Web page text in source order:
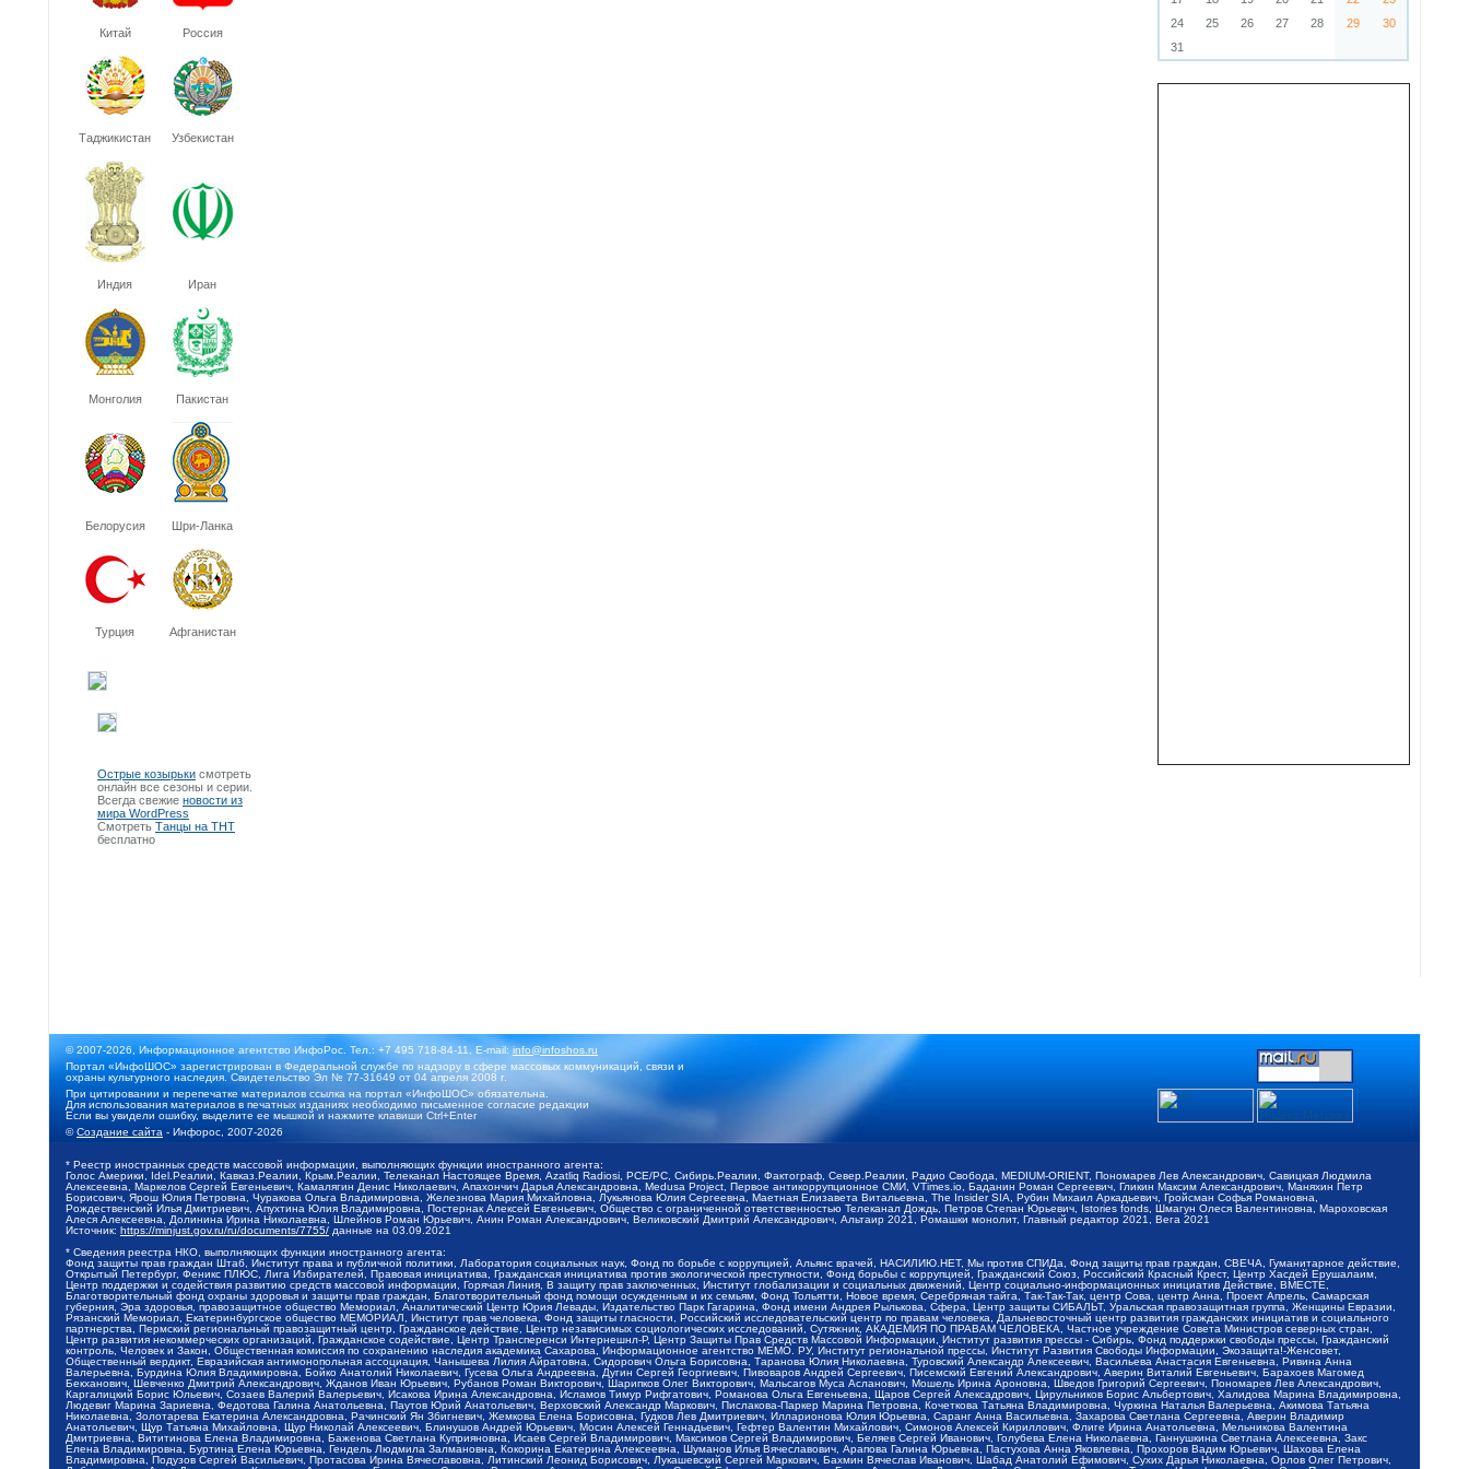
24
25 26 27 28 29
30
31
Китай Россия
Таджикистан Узбекистан
Индия Иран
Монголия Пакистан
Белорусия Шри-Ланка
Турция Афганистан
Острые козырьки смотреть
онлайн все сезоны и серии.
Всегда свежие новости из
мира WordPress
Смотреть Танцы на ТНТ
бесплатно
© 2007-2026, Информационное агентство ИнфоРос. Тел.: +7 495 718-84-11, E-mail:info@infoshos.ru
Портал «ИнфоШОС» зарегистрирован в Федеральной службе по надзору в сфере массовых коммуникаций, связи и
охраны культурного наследия. Свидетельство Эл № 77-31649 от 04 апреля 2008 г.
При цитировании и перепечатке материалов ссылка на портал «ИнфоШОС» обязательна.
Для использования материалов в печатных изданиях необходимо письменное согласие редакции
Если вы увидели ошибку, выделите ее мышкой и нажмите клавиши Ctrl+Enter
©Создание сайта - Инфорос, 2007-2026
* Реестр иностранных средств массовой информации, выполняющих функции иностранного агента:
Голос Америки, Idel.Реалии, Кавказ.Реалии, Крым.Реалии, Телеканал Настоящее Время, Azatliq Radiosi, PCE/PC, Сибирь.Реалии, Фактограф, Север.Реалии, Радио Свобода, MEDIUM-ORIENT, Пономарев Лев Александрович, Савицкая Людмила
Алексеевна, Маркелов Сергей Евгеньевич, Камалягин Денис Николаевич, Апахончич Дарья Александровна, Medusa Project, Первое антикоррупционное СМИ, VTimes.io, Баданин Роман Сергеевич, Гликин Максим Александрович, Маняхин Петр
Борисович, Ярош Юлия Петровна, Чуракова Ольга Владимировна, Железнова Мария Михайловна, Лукьянова Юлия Сергеевна, Маетная Елизавета Витальевна, The Insider SIA, Рубин Михаил Аркадьевич, Гройсман Софья Романовна,
Рождественский Илья Дмитриевич, Апухтина Юлия Владимировна, Постернак Алексей Евгеньевич, Общество с ограниченной ответственностью Телеканал Дождь, Петров Степан Юрьевич, Istories fonds, Шмагун Олеся Валентиновна, Мароховская
Алеся Алексеевна, Долинина Ирина Николаевна, Шлейнов Роман Юрьевич, Анин Роман Александрович, Великовский Дмитрий Александрович, Альтаир 2021, Ромашки монолит, Главный редактор 2021, Вега 2021
Источник: https://minjust.gov.ru/ru/documents/7755/ данные на 03.09.2021
* Сведения реестра НКО, выполняющих функции иностранного агента:
Фонд защиты прав граждан Штаб, Институт права и публичной политики, Лаборатория социальных наук, Фонд по борьбе с коррупцией, Альянс врачей, НАСИЛИЮ.НЕТ, Мы против СПИДа, Фонд защиты прав граждан, СВЕЧА, Гуманитарное действие,
Открытый Петербург, Феникс ПЛЮС, Лига Избирателей, Правовая инициатива, Гражданская инициатива против экологической преступности, Фонд борьбы с коррупцией, Гражданский Союз, Российский Красный Крест, Центр Хасдей Ерушалаим,
Центр поддержки и содействия развитию средств массовой информации, Горячая Линия, В защиту прав заключенных, Институт глобализации и социальных движений, Центр социально-информационных инициатив Действие, ВМЕСТЕ,
Благотворительный фонд охраны здоровья и защиты прав граждан, Благотворительный фонд помощи осужденным и их семьям, Фонд Тольятти, Новое время, Серебряная тайга, Так-Так-Так, центр Сова, центр Анна, Проект Апрель, Самарская
губерния, Эра здоровья, правозащитное общество Мемориал, Аналитический Центр Юрия Левады, Издательство Парк Гагарина, Фонд имени Андрея Рылькова, Сфера, Центр защиты СИБАЛЬТ, Уральская правозащитная группа, Женщины Евразии,
Рязанский Мемориал, Екатеринбургское общество МЕМОРИАЛ, Институт прав человека, Фонд защиты гласности, Российский исследовательский центр по правам человека, Дальневосточный центр развития гражданских инициатив и социального
партнерства, Пермский региональный правозащитный центр, Гражданское действие, Центр независимых социологических исследований, Сутяжник, АКАДЕМИЯ ПО ПРАВАМ ЧЕЛОВЕКА, Частное учреждение Совета Министров северных стран,
Центр развития некоммерческих организаций, Гражданское содействие, Центр Трансперенси Интернешнл-Р, Центр Защиты Прав Средств Массовой Информации, Институт развития прессы - Сибирь, Фонд поддержки свободы прессы, Гражданский
контроль, Человек и Закон, Общественная комиссия по сохранению наследия академика Сахарова, Информационное агентство МЕМО. РУ, Институт региональной прессы, Институт Развития Свободы Информации, Экозащита!-Женсовет,
Общественный вердикт, Евразийская антимонопольная ассоциация, Чанышева Лилия Айратовна, Сидорович Ольга Борисовна, Таранова Юлия Николаевна, Туровский Александр Алексеевич, Васильева Анастасия Евгеньевна, Ривина Анна
Валерьевна, Бурдина Юлия Владимировна, Бойко Анатолий Николаевич, Гусева Ольга Андреевна, Дугин Сергей Георгиевич, Пивоваров Андрей Сергеевич, Писемский Евгений Александрович, Аверин Виталий Евгеньевич, Барахоев Магомед
Бекханович, Шевченко Дмитрий Александрович, Жданов Иван Юрьевич, Рубанов Роман Викторович, Шарипков Олег Викторович, Мальсагов Муса Асланович, Мошель Ирина Ароновна, Шведов Григорий Сергеевич, Пономарев Лев Александрович,
Каргалицкий Борис Юльевич, Созаев Валерий Валерьевич, Исакова Ирина Александровна, Исламов Тимур Рифгатович, Романова Ольга Евгеньевна, Щаров Сергей Алексадрович, Цирульников Борис Альбертович, Халидова Марина Владимировна,
Людевиг Марина Зариевна, Федотова Галина Анатольевна, Паутов Юрий Анатольевич, Верховский Александр Маркович, Пислакова-Паркер Марина Петровна, Кочеткова Татьяна Владимировна, Чуркина Наталья Валерьевна, Акимова Татьяна
Николаевна, Золотарева Екатерина Александровна, Рачинский Ян Збигневич, Жемкова Елена Борисовна, Гудков Лев Дмитриевич, Илларионова Юлия Юрьевна, Саранг Анна Васильевна, Захарова Светлана Сергеевна, Аверин Владимир
Анатольевич, Щур Татьяна Михайловна, Щур Николай Алексеевич, Блинушов Андрей Юрьевич, Мосин Алексей Геннадьевич, Гефтер Валентин Михайлович, Симонов Алексей Кириллович, Флиге Ирина Анатольевна, Мельникова Валентина
Дмитриевна, Вититинова Елена Владимировна, Баженова Светлана Куприяновна, Исаев Сергей Владимирович, Максимов Сергей Владимирович, Беляев Сергей Иванович, Голубева Елена Николаевна, Ганнушкина Светлана Алексеевна, Закс
Елена Владимировна, Буртина Елена Юрьевна, Гендель Людмила Залмановна, Кокорина Екатерина Алексеевна, Шуманов Илья Вячеславович, Арапова Галина Юрьевна, Пастухова Анна Яковлевна, Прохоров Вадим Юрьевич, Шахова Елена
Владимировна, Подузов Сергей Васильевич, Протасова Ирина Вячеславовна, Литинский Леонид Борисович, Лукашевский Сергей Маркович, Бахмин Вячеслав Иванович, Шабад Анатолий Ефимович, Сухих Дарья Николаевна, Орлов Олег Петрович,